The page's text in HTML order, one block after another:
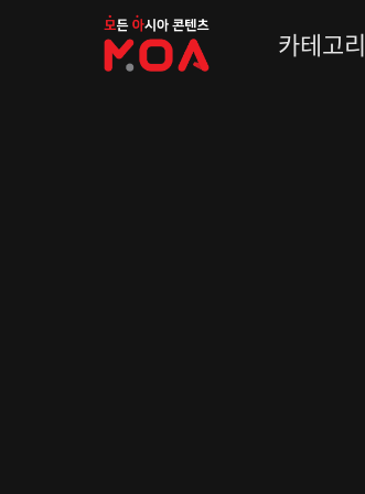
MOA
카테고리